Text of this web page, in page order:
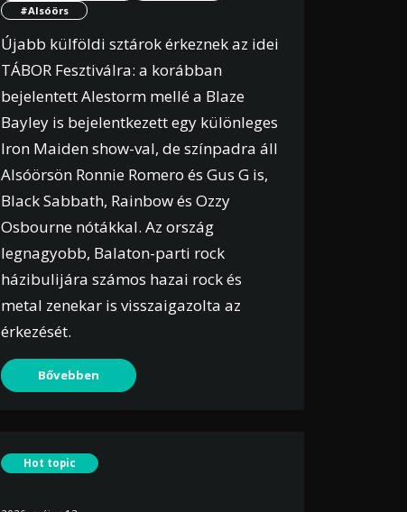
#Alsóörs
Újabb külföldi sztárok érkeznek az idei
TÁBOR Fesztiválra: a korábban
bejelentett Alestorm mellé a Blaze
Bayley is bejelentkezett egy különleges
Iron Maiden show-val, de színpadra áll
Alsóörsön Ronnie Romero és Gus G is,
Black Sabbath, Rainbow és Ozzy
Osbourne nótákkal. Az ország
legnagyobb, Balaton-parti rock
házibulijára számos hazai rock és
metal zenekar is visszaigazolta az
érkezését.
Bővebben
Hot topic